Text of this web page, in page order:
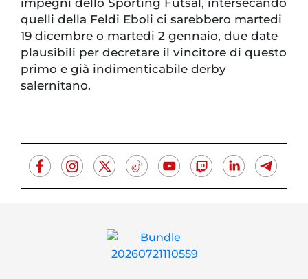
impegni dello Sporting Futsal, intersecando
quelli della Feldi Eboli ci sarebbero martedi
19 dicembre o martedi 2 gennaio, due date
plausibili per decretare il vincitore di questo
primo e già indimenticabile derby
salernitano.